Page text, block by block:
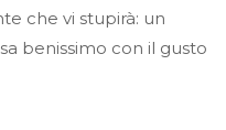
che vi stupirà: un
benissimo con il gusto